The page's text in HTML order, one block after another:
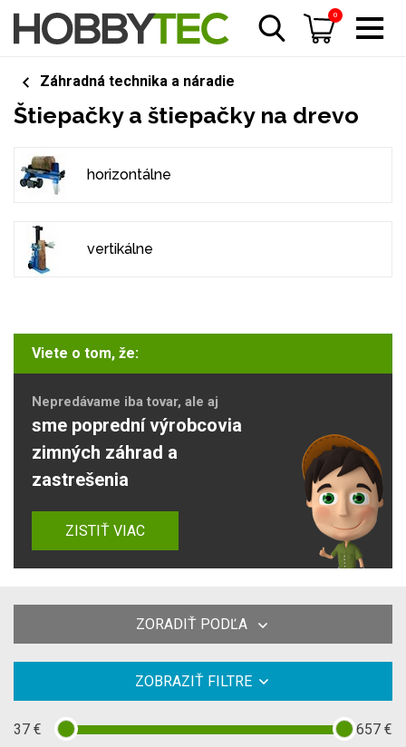
0
Záhradná technika a náradie
Štiepačky a štiepačky na drevo
horizontálne
vertikálne
Viete o tom, že:
Nepredávame iba tovar, ale aj
sme poprední výrobcovia
zimných záhrad a
zastrešenia
ZISTIŤ VIAC
ZORADIŤ PODĽA
ZOBRAZIŤ FILTRE
37 € 657 €